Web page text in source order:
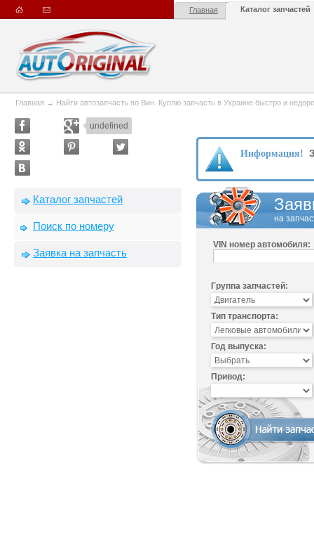
Главная Каталог запчастей
Главная → Найти автозапчасть по Вин. Куплю запчасть в Украине быстро и
undefined
Каталог запчастей
Поиск по номеру
Заявка на запчасть
Информация!
на
VIN номер автомобиля:
Группа запчастей:
Тип транспорта:
Год выпуска:
Привод: